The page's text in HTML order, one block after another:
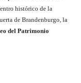
histórico de la
de Brandenburgo, la
del Patrimonio